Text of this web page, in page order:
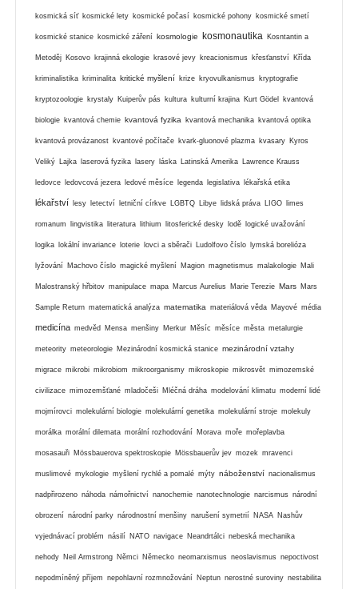
kosmická síť kosmické lety kosmické počasí kosmické pohony kosmické smetí
kosmické stanice kosmické záření kosmologie kosmonautika Kosntantin a
Metoděj Kosovo krajinná ekologie krasové jevy kreacionismus křesťanství Křída
kriminalistika kriminalita kritické myšlení krize kryovulkanismus kryptografie
kryptozoologie krystaly Kuiperův pás kultura kulturní krajina Kurt Gödel kvantová
biologie kvantová chemie kvantová fyzika kvantová mechanika kvantová optika
kvantová provázanost kvantové počítače kvark-gluonové plazma kvasary Kyros
Veliký Lajka laserová fyzika lasery láska Latinská Amerika Lawrence Krauss
ledovce ledovcová jezera ledové měsíce legenda legislativa lékařská etika
lékařství lesy letectví letniční církve LGBTQ Libye lidská práva LIGO limes
romanum lingvistika literatura lithium litosferické desky lodě logické uvažování
logika lokální invariance loterie lovci a sběrači Ludolfovo číslo lymská borelióza
lyžování Machovo číslo magické myšlení Magion magnetismus malakologie Mali
Malostranský hřbitov manipulace mapa Marcus Aurelius Marie Terezie Mars Mars
Sample Return matematická analýza matematika materiálová věda Mayové média
medicína medvěd Mensa menšiny Merkur Měsíc měsíce města metalurgie
meteority meteorologie Mezinárodní kosmická stanice mezinárodní vztahy
migrace mikrobi mikrobiom mikroorganismy mikroskopie mikrosvět mimozemské
civilizace mimozemšťané mladočeši Mléčná dráha modelování klimatu moderní lidé
mojmírovci molekulární biologie molekulární genetika molekulární stroje molekuly
morálka morální dilemata morální rozhodování Morava moře mořeplavba
mosasauři Mössbauerova spektroskopie Mössbauerův jev mozek mravenci
muslimové mykologie myšlení rychlé a pomalé mýty náboženství nacionalismus
nadpřirozeno náhoda námořnictví nanochemie nanotechnologie narcismus národní
obrození národní parky národnostní menšiny narušení symetrií NASA Nashův
vyjednávací problém násilí NATO navigace Neandrtálci nebeská mechanika
nehody Neil Armstrong Němci Německo neomarxismus neoslavismus nepoctivost
nepodmíněný příjem nepohlavní rozmnožování Neptun nerostné suroviny nestabilita